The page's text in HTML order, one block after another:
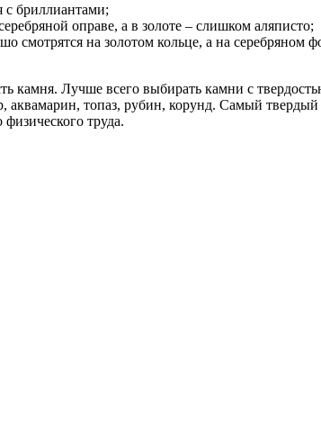
с бриллиантами;
оправе, а в золоте – слишком аляписто;
смотрятся на золотом кольце, а на серебряном
камня. Лучше всего выбирать камни с
аквамарин, топаз, рубин, корунд. Самый
труда.